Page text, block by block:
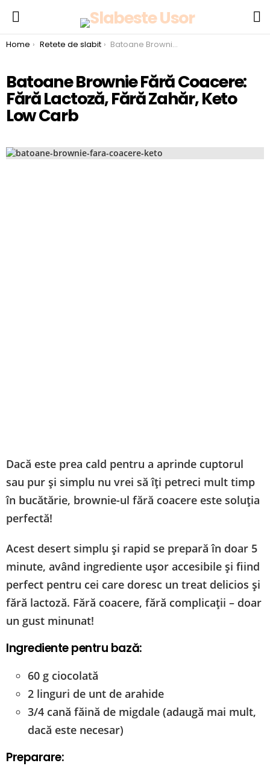
You are here:
Home Retete de slabit Batoane Brownie Fără Coacere: Fără Lactoză, Fără Zahăr, Keto Low Carb
Batoane Brownie Fără Coacere:
Fără Lactoză, Fără Zahăr, Keto
Low Carb
Dacă este prea cald pentru a aprinde cuptorul
sau pur și simplu nu vrei să îți petreci mult timp
în bucătărie, brownie-ul fără coacere este soluția
perfectă!
Acest desert simplu și rapid se prepară în doar 5
minute, având ingrediente ușor accesibile și fiind
perfect pentru cei care doresc un treat delicios și
fără lactoză. Fără coacere, fără complicații – doar
un gust minunat!
Ingrediente pentru bază:
60 g ciocolată
2 linguri de unt de arahide
3/4 cană făină de migdale (adaugă mai mult,
dacă este necesar)
Preparare: